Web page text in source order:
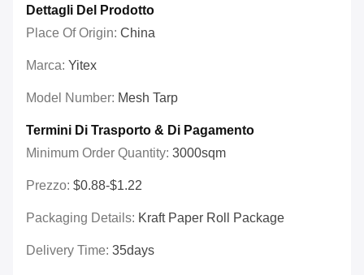
Dettagli Del Prodotto
Place Of Origin: China
Marca: Yitex
Model Number: Mesh Tarp
Termini Di Trasporto & Di Pagamento
Minimum Order Quantity: 3000sqm
Prezzo: $0.88-$1.22
Packaging Details: Kraft Paper Roll Package
Delivery Time: 35days